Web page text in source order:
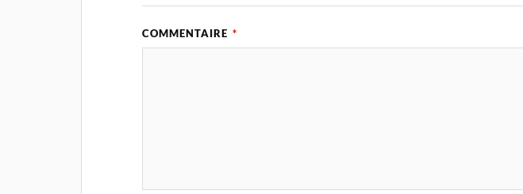
COMMENTAIRE *